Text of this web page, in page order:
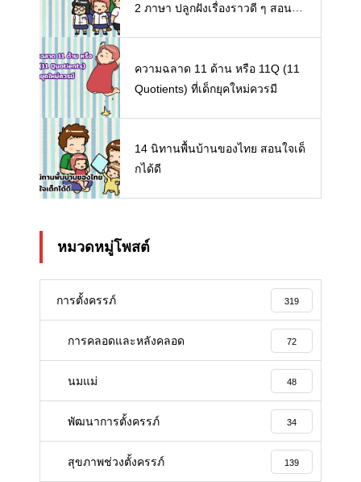
2 ภาษา ปลูกฝังเรื่องราวดี ๆ สอนใจ
ความฉลาด 11 ด้าน หรือ 11Q (11
Quotients) ที่เด็กยุคใหม่ควรมี
14 นิทานพื้นบ้านของไทย สอนใจเด็
กได้ดี
หมวดหมู่โพสต์
การตั้งครรภ์ 319
การคลอดและหลังคลอด 72
นมแม่ 48
พัฒนาการตั้งครรภ์ 34
สุขภาพช่วงตั้งครรภ์ 139